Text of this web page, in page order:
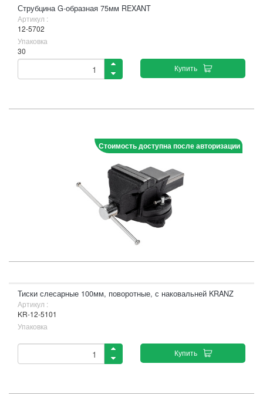
Струбцина G-образная 75мм REXANT
Артикул :
12-5702
Упаковка
30
Купить
Стоимость доступна после авторизации
Тиски слесарные 100мм, поворотные, с наковальней KRANZ
Артикул :
KR-12-5101
Упаковка
Купить